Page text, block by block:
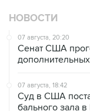
НОВОСТИ
07 августа, 20:20
Сенат США
07 августа, 18:42
Суд в США
бального зала